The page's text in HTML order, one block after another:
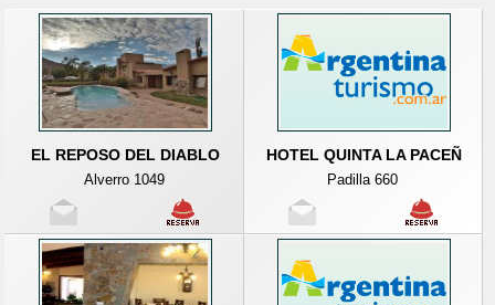
EL REPOSO DEL DIABLO
Alverro 1049
HOTEL QUINTA LA PACEÑ
Padilla 660